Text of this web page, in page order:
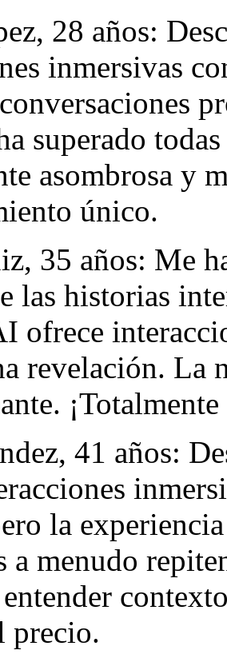
28 años:
inmersivas
superado
asombrosa y
único.
35 años: Me
las historias
ofrece
revelación. La
41 años:
la
a menudo
precio.